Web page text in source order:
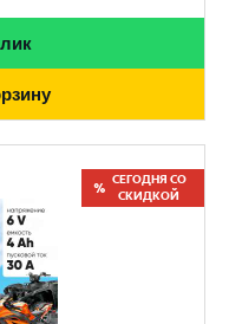
СЕГОДНЯ СО
СКИДКОЙ